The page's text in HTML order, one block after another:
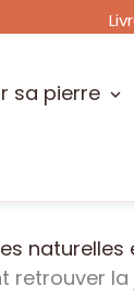
sa pierre
retrouver la